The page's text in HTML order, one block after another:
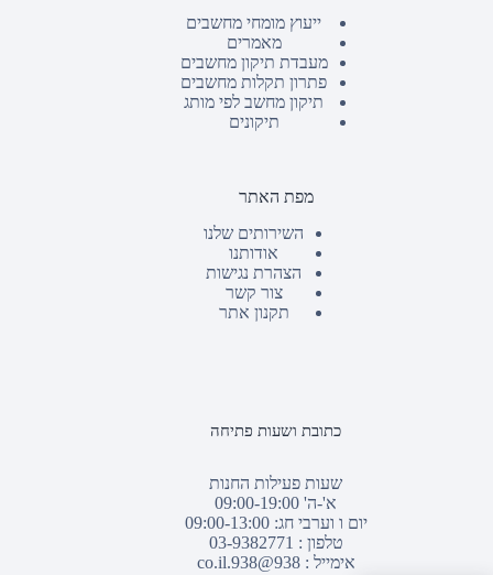
ייעוץ מומחי מחשבים
מאמרים
מעבדת תיקון מחשבים
פתרון תקלות מחשבים
תיקון מחשב לפי מותג
תיקונים
מפת האתר
השירותים שלנו
אודותנו
הצהרת נגישות
צור קשר
תקנון אתר
כתובת ושעות פתיחה
שעות פעילות החנות
א'-ה' 09:00-19:00
יום ו וערבי חג: 09:00-13:00
טלפון : 03-9382771
אימייל :938@938.co.il